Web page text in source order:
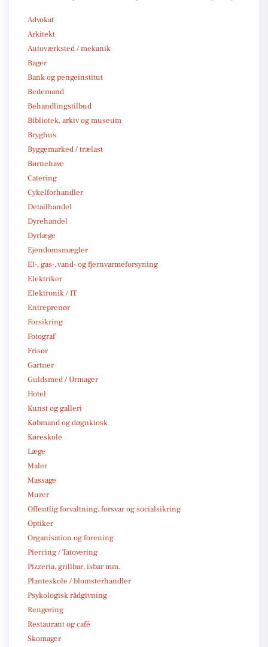
Advokat
Arkitekt
Autoværksted / mekanik
Bager
Bank og pengeinstitut
Bedemand
Behandlingstilbud
Bibliotek, arkiv og museum
Bryghus
Byggemarked / trælast
Børnehave
Catering
Cykelforhandler
Detailhandel
Dyrehandel
Dyrlæge
Ejendomsmægler
El-, gas-, vand- og fjernvarmeforsyning
Elektriker
Elektronik / IT
Entreprenør
Forsikring
Fotograf
Frisør
Gartner
Guldsmed / Urmager
Hotel
Kunst og galleri
Købmand og døgnkiosk
Køreskole
Læge
Maler
Massage
Murer
Offentlig forvaltning, forsvar og socialsikring
Optiker
Organisation og forening
Piercing / Tatovering
Pizzeria, grillbar, isbar mm.
Planteskole / blomsterhandler
Psykologisk rådgivning
Rengøring
Restaurant og café
Skomager